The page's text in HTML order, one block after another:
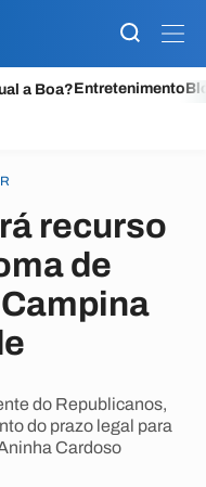
a Boa?Entretenimento
recurso
de
do Republicanos,
do prazo legal para
Cardoso